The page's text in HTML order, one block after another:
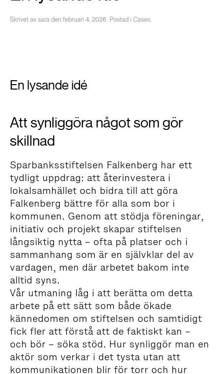
Skrivet avsaraden februari 4, 2026. Postad i Cases.
En lysande idé
Att synliggöra något som gör
skillnad
Sparbanksstiftelsen Falkenberg har ett
tydligt uppdrag: att återinvestera i
lokalsamhället och bidra till att göra
Falkenberg bättre för alla som bor i
kommunen. Genom att stödja föreningar,
initiativ och projekt skapar stiftelsen
långsiktig nytta – ofta på platser och i
sammanhang som är en självklar del av
vardagen, men där arbetet bakom inte
alltid syns.
Vår utmaning låg i att berätta om detta
arbete på ett sätt som både ökade
kännedomen om stiftelsen och samtidigt
fick fler att förstå att de faktiskt kan –
och bör – söka stöd. Hur synliggör man en
aktör som verkar i det tysta utan att
kommunikationen blir för torr och hur